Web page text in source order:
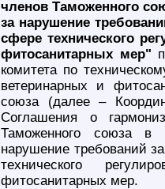
членов Таможенного
за нарушение
сфере технического
фитосанитарных мер"
комитета по
ветеринарных и
союза (далее –
Соглашения о
Таможенного союза в
нарушение требований
технического
фитосанитарных мер.